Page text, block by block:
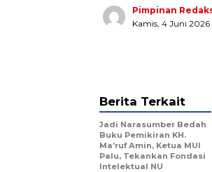
Pimpinan
Kamis, 4 Juni 2026
Berita Terkait
Jadi Narasumber Bedah
Buku Pemikiran KH.
Ma’ruf Amin, Ketua MUI
Palu, Tekankan Fondasi
Intelektual NU